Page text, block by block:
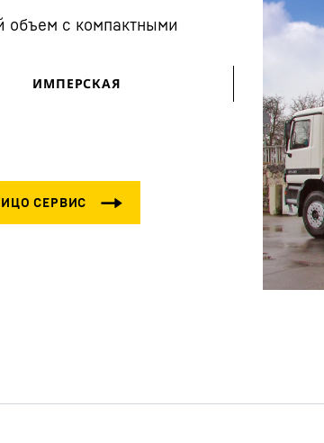
Карьера в Liebherr
объем с компактными
ИМПЕРСКАЯ